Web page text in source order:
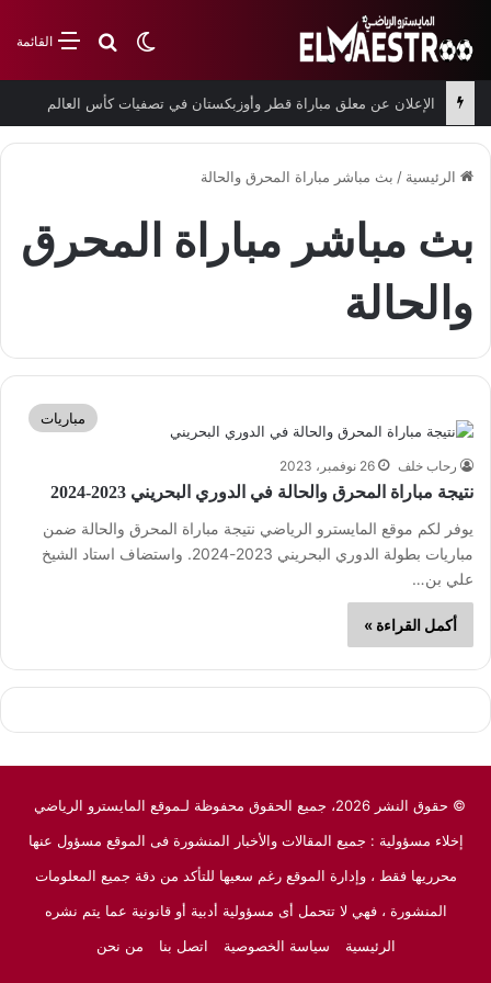
القائمةبحث عن
الوضع المظلم
الإعلان عن معلق مباراة قطر وأوزبكستان في تصفيات كأس العالم
الرئيسية / بث مباشر مباراة المحرق والحالة
بث مباشر مباراة المحرق
والحالة
مباريات
رحاب خلف 26 نوفمبر، 2023
نتيجة مباراة المحرق والحالة في الدوري البحريني 2023-2024
يوفر لكم موقع المايسترو الرياضي نتيجة مباراة المحرق والحالة ضمن
مباريات بطولة الدوري البحريني 2023-2024. واستضاف استاد الشيخ
علي بن…
أكمل القراءة »
© حقوق النشر 2026، جميع الحقوق محفوظة لـموقع المايسترو الرياضي
إخلاء مسؤولية : جميع المقالات والأخبار المنشورة فى الموقع مسؤول عنها
محرريها فقط ، وإدارة الموقع رغم سعيها للتأكد من دقة جميع المعلومات
المنشورة ، فهي لا تتحمل أى مسؤولية أدبية أو قانونية عما يتم نشره
الرئيسية
سياسة الخصوصية اتصل بنا من نحن